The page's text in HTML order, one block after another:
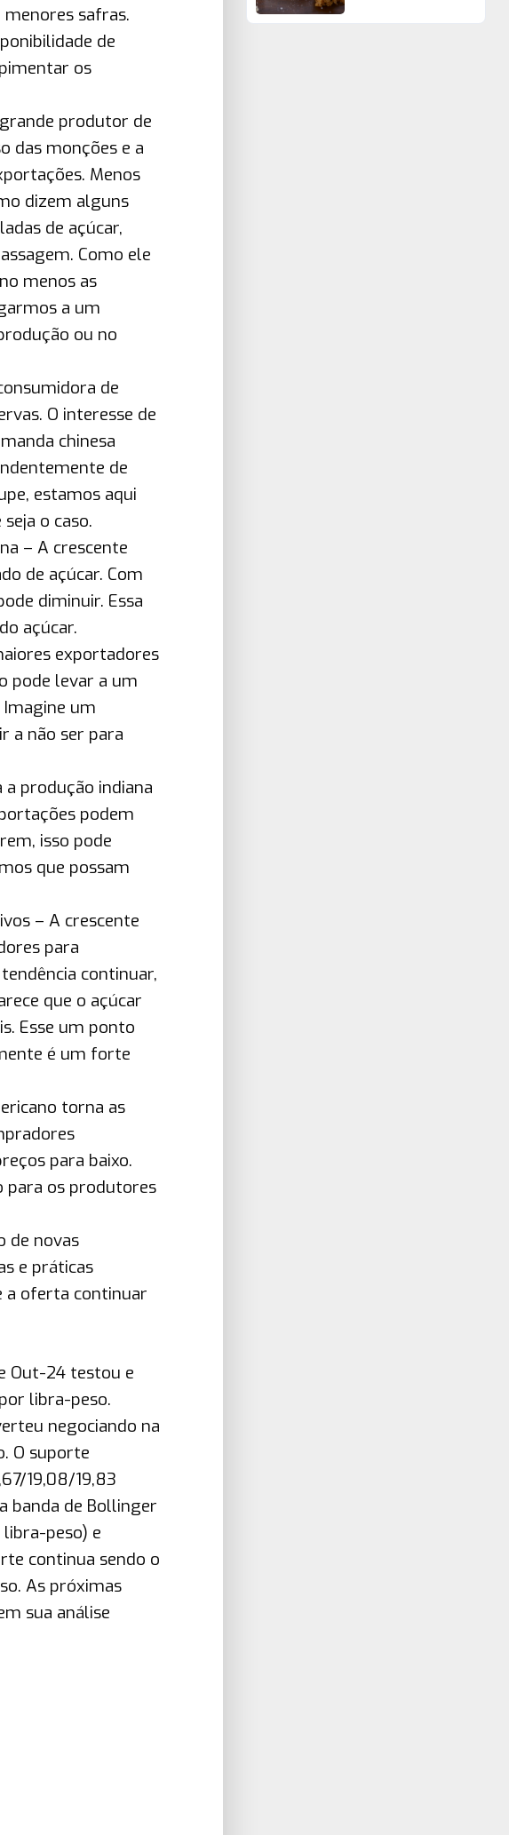
safras.
de
os
produtor de
das monções e a
Menos
dizem alguns
de açúcar,
Como ele
menos as
a um
ou no
de
O interesse de
chinesa
de
estamos aqui
o caso.
– A crescente
de açúcar. Com
diminuir. Essa
açúcar.
exportadores
pode levar a um
um
a não ser para
produção indiana
podem
isso pode
que possam
– A crescente
para
continuar,
que o açúcar
Esse um ponto
é um forte
torna as
para baixo.
para os produtores
de novas
e práticas
a oferta continuar
Out-24 testou e
libra-peso.
negociando na
O suporte
19,08/19,83
banda de Bollinger
peso) e
continua sendo o
As próximas
sua análise